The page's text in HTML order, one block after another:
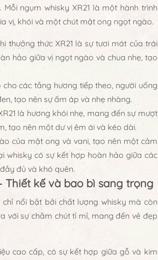
ngụm whisky XR21 là một hành trình
vị, khói và một chút mật ong ngọt ngào.
thưởng thức XR21 là sự tươi mát của trái
hảo giữa vị ngọt ngào và chua nhẹ, tạo
các tầng hương tiếp theo, người uống
tạo nên sự ấm áp và nhẹ nhàng.
là hương khói nhẹ, mang đến sự mượt
tạo nên một dư vị êm ái và kéo dài.
của mật ong và vani, tạo nên một cảm
whisky có sự kết hợp hoàn hảo giữa các
đủ và khó quên.
Thiết kế và bao bì sang trọng
chỉ nổi bật bởi chất lượng whisky mà còn
với sự chăm chút tỉ mỉ, mang đến vẻ đẹp
cao cấp, có sự kết hợp giữa gỗ và kim